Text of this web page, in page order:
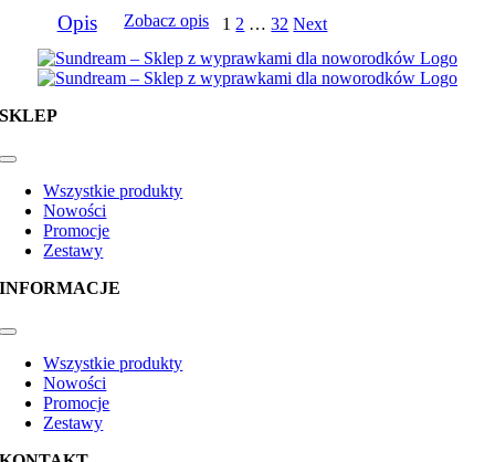
Opis Zobacz opis 1 2 … 32 Next
SKLEP
Toggle
NavigationWszystkie produkty
Nowości
Promocje
Zestawy
INFORMACJE
Toggle
NavigationWszystkie produkty
Nowości
Promocje
Zestawy